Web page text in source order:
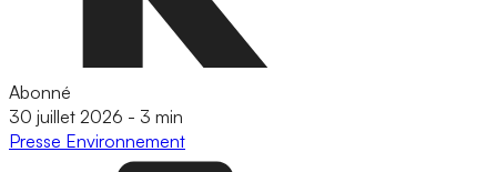
Abonné
30 juillet 2026 - 3 min
Presse Environnement